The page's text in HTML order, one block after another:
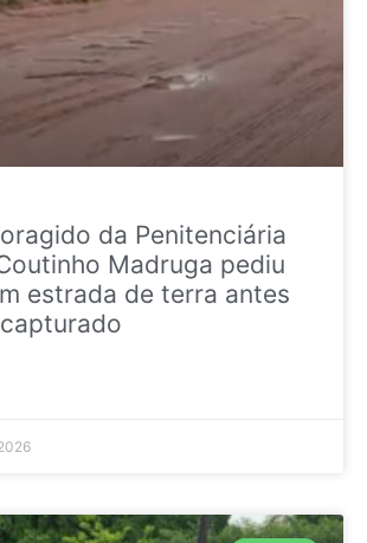
da Penitenciária
Madruga pediu
estrada de terra antes